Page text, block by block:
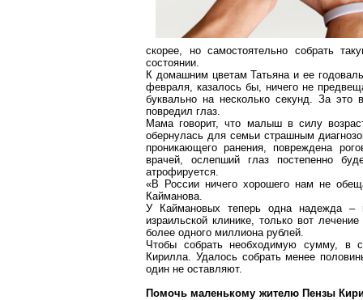
скорее, но самостоятельно собрать
состоянии.
К домашним цветам Татьяна и ее
февраля, казалось бы, ничего не
буквально на несколько секунд. За это
повредил глаз.
Мама говорит, что малыш в силу
обернулась для семьи страшным
проникающего ранения, повреждена
врачей, ослепший глаз постепенно
атрофируется.
«В России ничего хорошего нам не
Кайманова.
У
Каймановыхтеперь одна надежда –
израильской клинике, только вот
более одного миллиона рублей.
Чтобы собрать необходимую сумму, в
Кирилла. Удалось собрать менее
один не оставляют.
Помочь маленькому жителю Пензы